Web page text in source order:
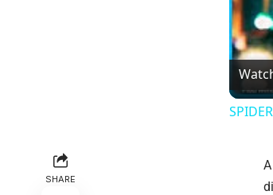
SHARE